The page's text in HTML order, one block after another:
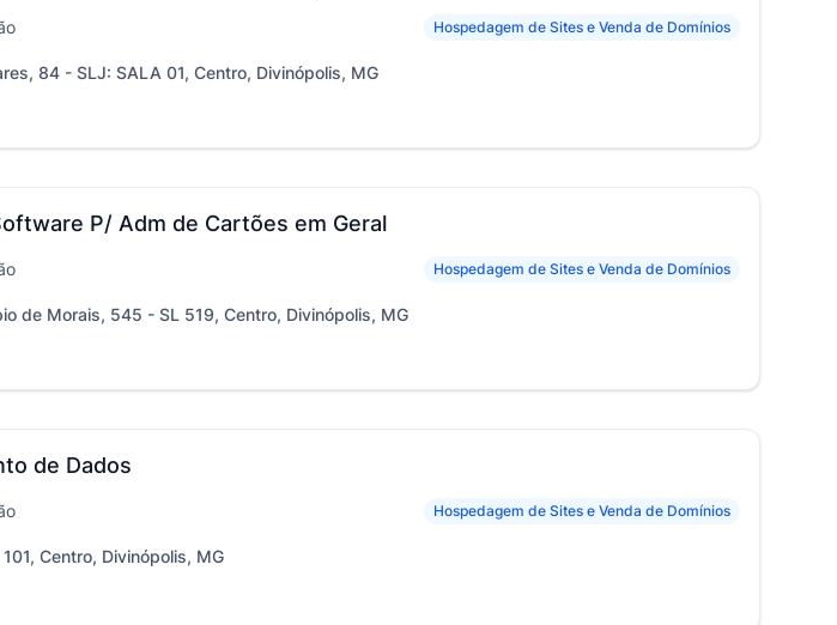
Hospedagem de Sites e Venda de Domínios
84 - SLJ: SALA 01, Centro, Divinópolis, MG
P/ Adm de Cartões em Geral
Hospedagem de Sites e Venda de Domínios
de Morais, 545 - SL 519, Centro, Divinópolis, MG
de Dados
Hospedagem de Sites e Venda de Domínios
Centro, Divinópolis, MG